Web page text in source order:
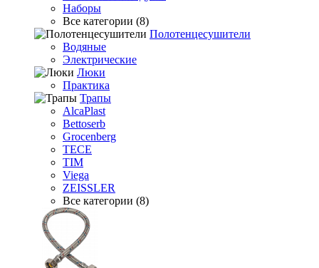
Наборы
Все категории (8)
Полотенцесушители
Водяные
Электрические
Люки
Практика
Трапы
AlcaPlast
Bettoserb
Grocenberg
TECE
TIM
Viega
ZEISSLER
Все категории (8)